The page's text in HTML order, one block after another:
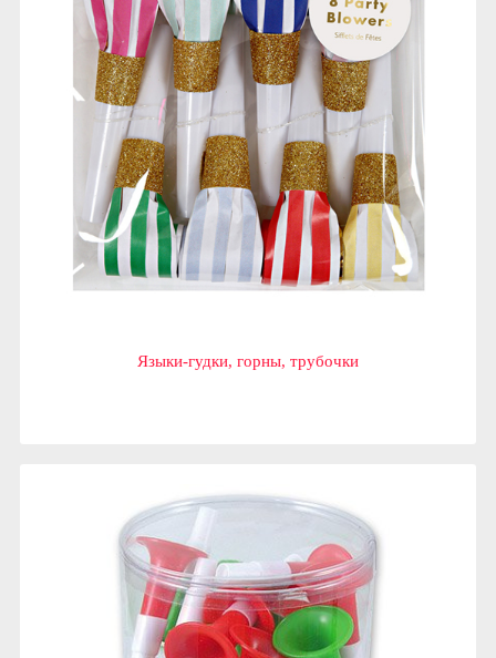
Языки-гудки, горны, трубочки